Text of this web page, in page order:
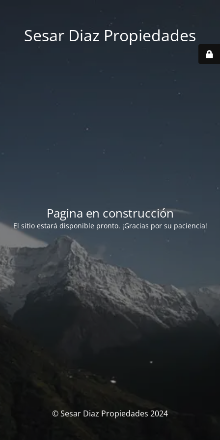
Sesar Diaz Propiedades
Pagina en construcción
El sitio estará disponible pronto. ¡Gracias por su paciencia!
© Sesar Diaz Propiedades 2024